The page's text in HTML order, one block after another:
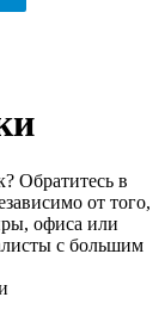
Обратитесь в
от того,
офиса или
с большим